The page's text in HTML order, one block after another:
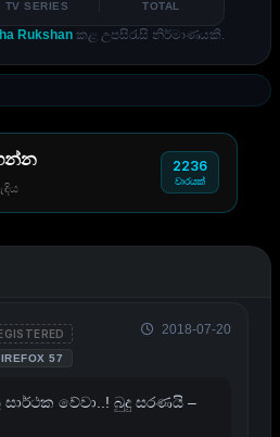
TV SERIES TOTAL
Rukshan කළ උපසිරැසි නිර්මාණයකි.
2236
වාරයක්
57
2018-07-20
වේවා..! බුදු සරණයි –